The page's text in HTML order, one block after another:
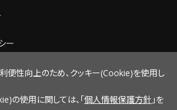
ー
利便性向上のため、クッキー(Cookie)を使用し
の使用に関しては、「個人情報保護方針 」を